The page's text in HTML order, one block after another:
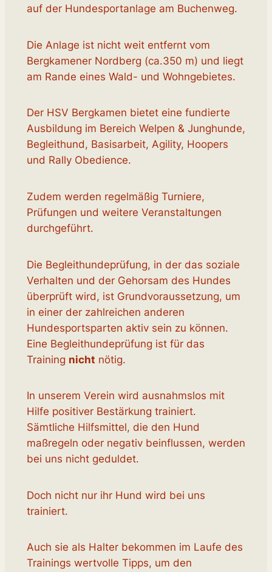
auf der Hundesportanlage am Buchenweg.
Die Anlage ist nicht weit entfernt vom
Bergkamener Nordberg (ca.350 m) und liegt
am Rande eines Wald- und Wohngebietes.
Der HSV Bergkamen bietet eine fundierte
Ausbildung im Bereich Welpen & Junghunde,
Begleithund, Basisarbeit, Agility, Hoopers
und Rally Obedience.
Zudem werden regelmäßig Turniere,
Prüfungen und weitere Veranstaltungen
durchgeführt.
Die Begleithundeprüfung, in der das soziale
Verhalten und der Gehorsam des Hundes
überprüft wird, ist Grundvoraussetzung, um
in einer der zahlreichen anderen
Hundesportsparten aktiv sein zu können.
Eine Begleithundeprüfung ist für das
Training nicht nötig.
In unserem Verein wird ausnahmslos mit
Hilfe positiver Bestärkung trainiert.
Sämtliche Hilfsmittel, die den Hund
maßregeln oder negativ beinflussen, werden
bei uns nicht geduldet.
Doch nicht nur ihr Hund wird bei uns
trainiert.
Auch sie als Halter bekommen im Laufe des
Trainings wertvolle Tipps, um den